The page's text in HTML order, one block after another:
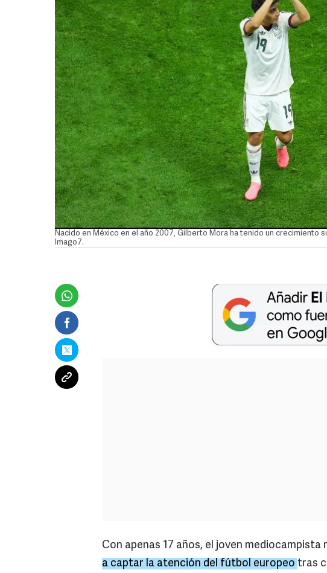
Nacido en México en el año 2007, Gilberto Mora ha tenido un crecimiento
Imago7.
Con apenas 17 años, el joven mediocampista
a captar la atención del fútbol europeo tras